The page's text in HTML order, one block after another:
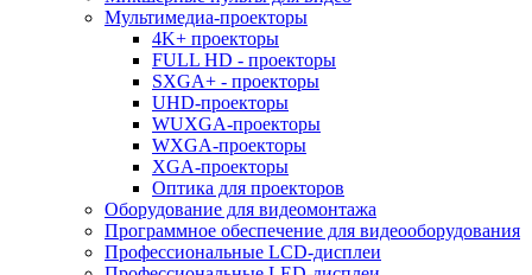
Мультимедиа-проекторы
4K+ проекторы
FULL HD - проекторы
SXGA+ - проекторы
UHD-проекторы
WUXGA-проекторы
WXGA-проекторы
XGA-проекторы
Оптика для проекторов
Оборудование для видеомонтажа
Программное обеспечение для видеооборудования
Профессиональные LCD-дисплеи